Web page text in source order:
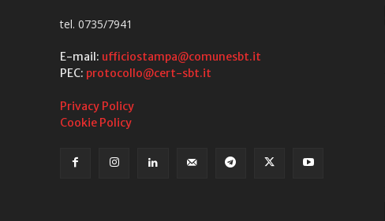
tel. 0735/7941
E-mail: ufficiostampa@comunesbt.it
PEC: protocollo@cert-sbt.it
Privacy Policy
Cookie Policy